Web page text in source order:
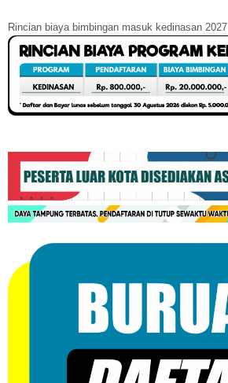
Rincian biaya bimbingan masuk kedinasan 2027